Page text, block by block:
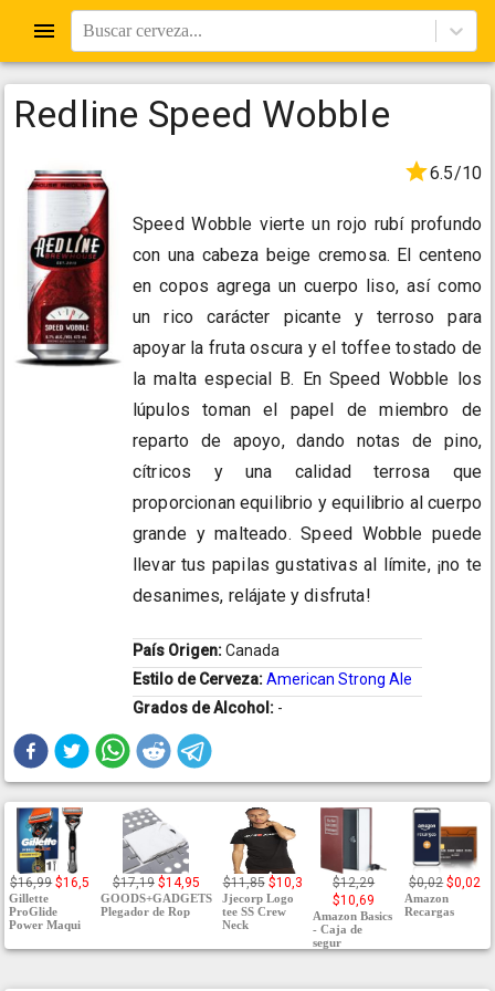
Buscar cerveza...
Redline Speed Wobble
6.5/10
Speed Wobble vierte un rojo rubí profundo
con una cabeza beige cremosa. El centeno
en copos agrega un cuerpo liso, así como
un rico carácter picante y terroso para
apoyar la fruta oscura y el toffee tostado de
la malta especial B. En Speed Wobble los
lúpulos toman el papel de miembro de
reparto de apoyo, dando notas de pino,
cítricos y una calidad terrosa que
proporcionan equilibrio y equilibrio al cuerpo
grande y malteado. Speed Wobble puede
llevar tus papilas gustativas al límite, ¡no te
desanimes, relájate y disfruta!
País Origen:Canada
Estilo de Cerveza:American Strong Ale
Grados de Alcohol: -
$16,99 $16,5
Gillette
ProGlide
Power Maqui
$17,19 $14,95
GOODS+GADGETS
Plegador de Rop
$11,85 $10,3
Jjecorp Logo
tee SS Crew
Neck
$12,29
$10,69
Amazon Basics
- Caja de
segur
$0,02 $0,02
Amazon
Recargas